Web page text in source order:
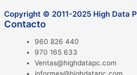
Copyright © 2011-2025 High Data
Contacto
960 826 440
970 165 633
Ventas@highdatapc.com
informes@highdatapc.com